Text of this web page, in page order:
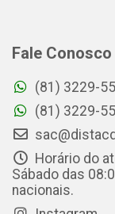
Fale Conosco
(81) 3229-
(81) 3229-
Horário do
Sábado das
nacionais.